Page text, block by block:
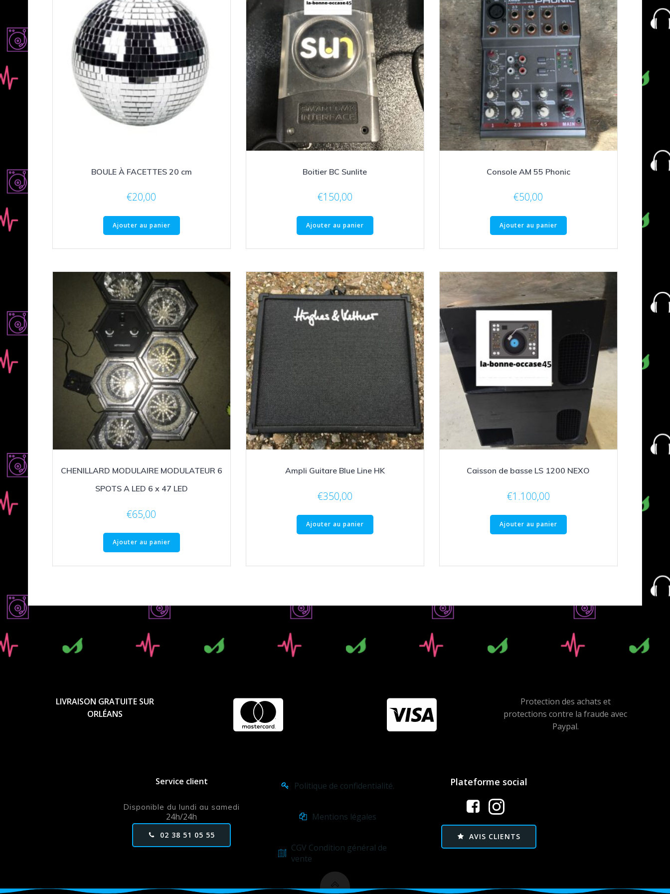
BOULE À FACETTES 20 cm
€20,00
Ajouter au panier
Boitier BC Sunlite
€150,00
Ajouter au panier
Console AM 55 Phonic
€50,00
Ajouter au panier
CHENILLARD MODULAIRE MODULATEUR 6
SPOTS A LED 6 x 47 LED
€65,00
Ajouter au panier
Ampli Guitare Blue Line HK
€350,00
Ajouter au panier
Caisson de basse LS 1200 NEXO
€1.100,00
Ajouter au panier
LIVRAISON GRATUITE SUR
ORLÉANS
Protection des achats et
protections contre la fraude avec
Paypal.
Service client
Disponible du lundi au samedi
24h/24h
02 38 51 05 55
Politique de confidentialité.
Mentions légales
CGV Condition général de
vente
Plateforme social
AVIS CLIENTS